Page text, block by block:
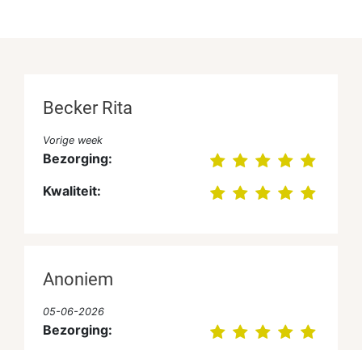
Becker Rita
Vorige week
Bezorging:
Kwaliteit:
Anoniem
05-06-2026
Bezorging: